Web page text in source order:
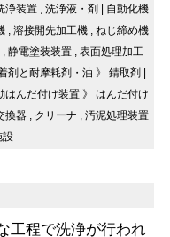
浄装置 , 洗浄液・剤
自動化機
, 溶接開先加工機 , ねじ締め機
, 静電塗装装置 , 表面処理加工
剤と耐摩耗剤・油 》 錆取剤
はんだ付け装置 》 はんだ付け
換器 , クリーナ , 汚泥処理装置
設
工程で洗浄が行われ